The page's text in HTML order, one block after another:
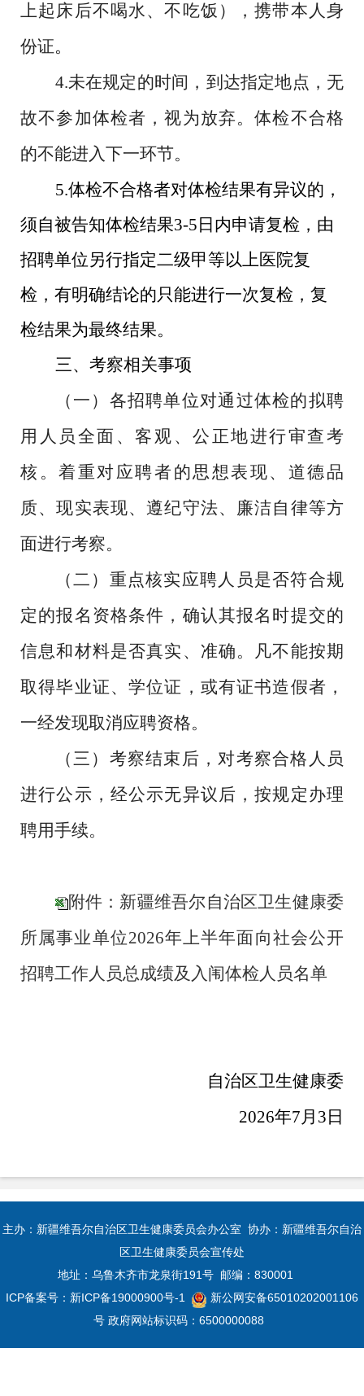
上起床后不喝水、不吃饭），携带本人身
份证。
4.未在规定的时间，到达指定地点，无
故不参加体检者，视为放弃。体检不合格
的不能进入下一环节。
5.体检不合格者对体检结果有异议的，
须自被告知体检结果3-5 日内申请复检，由
招聘单位另行指定二级甲等以上医院复
检，有明确结论的只能进行一次复检，复
检结果为最终结果。
三、考察相关事项
（一）各招聘单位对通过体检的拟聘
用人员全面、客观、公正地进行审查考
核。着重对应聘者的思想表现、道德品
质、现实表现、遵纪守法、廉洁自律等方
面进行考察。
（二）重点核实应聘人员是否符合规
定的报名资格条件，确认其报名时提交的
信息和材料是否真实、准确。凡不能按期
取得毕业证、学位证，或有证书造假者，
一经发现取消应聘资格。
（三）考察结束后，对考察合格人员
进行公示，经公示无异议后，按规定办理
聘用手续。
附件：新疆维吾尔自治区卫生健康委
所属事业单位2026年上半年面向社会公开
招聘工作人员总成绩及入闱体检人员名单
自治区卫生健康委
2026年7月 3 日
主办：新疆维吾尔自治区卫生健康委员会办公室 协办：新疆维吾尔自治
区卫生健康委员会宣传处
地址：乌鲁木齐市龙泉街191号 邮编：830001
ICP备案号： 新ICP备19000900号-1
新公网安备65010202001106
号 政府网站标识码：6500000088